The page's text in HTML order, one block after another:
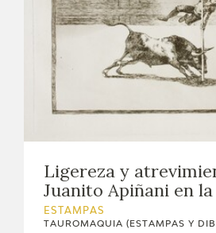
CONTACTO
PROGRAMACIÓN
ACTIVIDADES
Ligereza y
Juanito Apiñani en
ESTAMPAS
TAUROMAQUIA (ESTAMPAS Y